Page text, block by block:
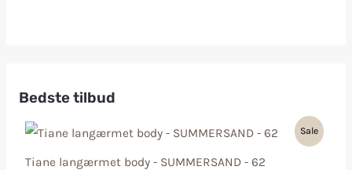
Bedste tilbud
Tiane langærmet body - SUMMERSAND - 62
Sale